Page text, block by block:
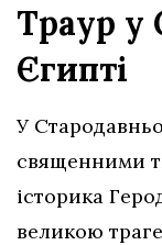
Траур у
Єгипті
У
священними
історика
великою